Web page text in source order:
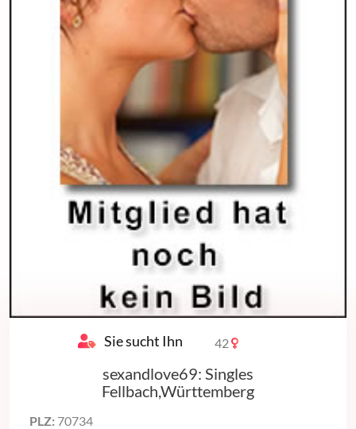
Sie sucht Ihn 42
sexandlove69: Singles
Fellbach,Württemberg
PLZ: 70734